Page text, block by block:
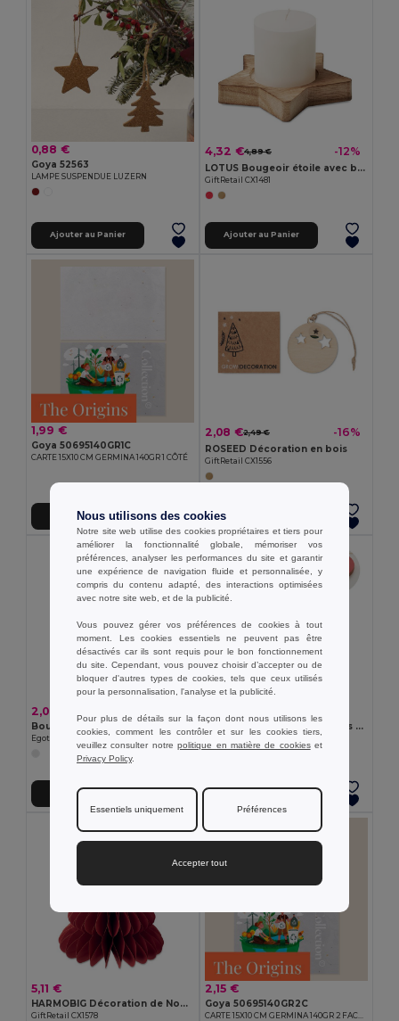
0,88 €
Goya 52563
LAMPE SUSPENDUE LUZERN
Ajouter au Panier
4,32 €4,89 € -12%
LOTUS Bougeoir étoile avec bougie
GiftRetail CX1481
Ajouter au Panier
1,99 €
Goya 50695140GR1C
CARTE 15X10 CM GERMINA 140GR 1 CÔTÉ
Ajouter au Panier
2,08 €2,49 € -16%
ROSEED Décoration en bois
GiftRetail CX1556
Ajouter au Panier
2,09 €
Bougie décorative
Egotier 95836
Ajouter au Panier
HARMOBAUBLE Porte-boules de Noël pliable
5,11 €
HARMOBIG Décoration de Noël en papier
GiftRetail CX1578
2,15 €
Goya 50695140GR2C
Nous utilisons des cookies
Notre site web utilise des cookies propriétaires et tiers pour
améliorer la fonctionnalité globale, mémoriser vos
préférences, analyser les performances du site et garantir
une expérience de navigation fluide et personnalisée, y
compris du contenu adapté, des interactions optimisées
avec notre site web, et de la publicité.
Vous pouvez gérer vos préférences de cookies à tout
moment. Les cookies essentiels ne peuvent pas être
désactivés car ils sont requis pour le bon fonctionnement
du site. Cependant, vous pouvez choisir d’accepter ou de
bloquer d'autres types de cookies, tels que ceux utilisés
pour la personnalisation, l'analyse et la publicité.
Pour plus de détails sur la façon dont nous utilisons les
cookies, comment les contrôler et sur les cookies tiers,
veuillez consulter notrepolitique en matière de cookieset
Privacy Policy.
Essentiels uniquement Préférences
Accepter tout